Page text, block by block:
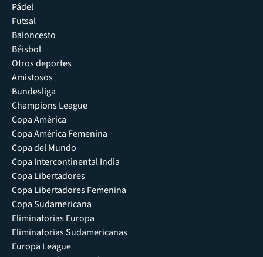
Pádel
Futsal
Baloncesto
Béisbol
Otros deportes
Amistosos
Bundesliga
Champions League
Copa América
Copa América Femenina
Copa del Mundo
Copa Intercontinental India
Copa Libertadores
Copa Libertadores Femenina
Copa Sudamericana
Eliminatorias Europa
Eliminatorias Sudamericanas
Europa League